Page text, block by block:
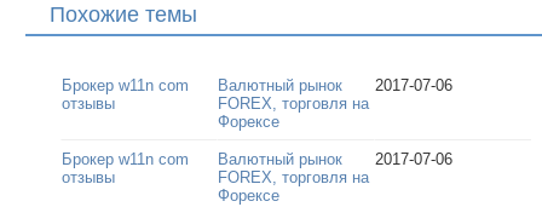
Похожие темы
Брокер w11n com
отзывы
Валютный рынок
FOREX, торговля на
Форексе
2017-07-06
Брокер w11n com
отзывы
Валютный рынок
FOREX, торговля на
Форексе
2017-07-06